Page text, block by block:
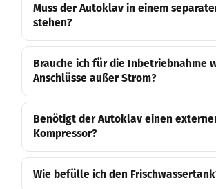
Muss der Autoklav in einem
stehen?
Brauche ich für die Inbetriebnahme
Anschlüsse außer Strom?
Benötigt der Autoklav einen
Kompressor?
Wie befülle ich den